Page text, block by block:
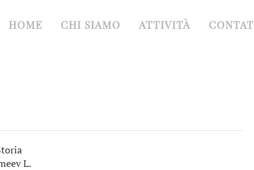
HOME CHI SIAMO ATTIVITÀ
L.